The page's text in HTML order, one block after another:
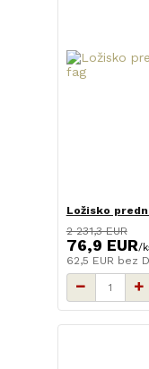
Ložisko
2 231,3 EUR
76,9 EUR/
62,5 EUR bez